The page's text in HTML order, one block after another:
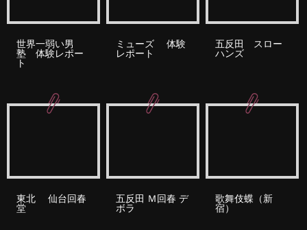
世界一弱い男
塾 体験レポー
ト
ミューズ 体験
レポート
五反田 スロー
ハンズ
東北 仙台回春
堂
五反田 Ｍ回春 デ
ボラ
歌舞伎蝶（新
宿）